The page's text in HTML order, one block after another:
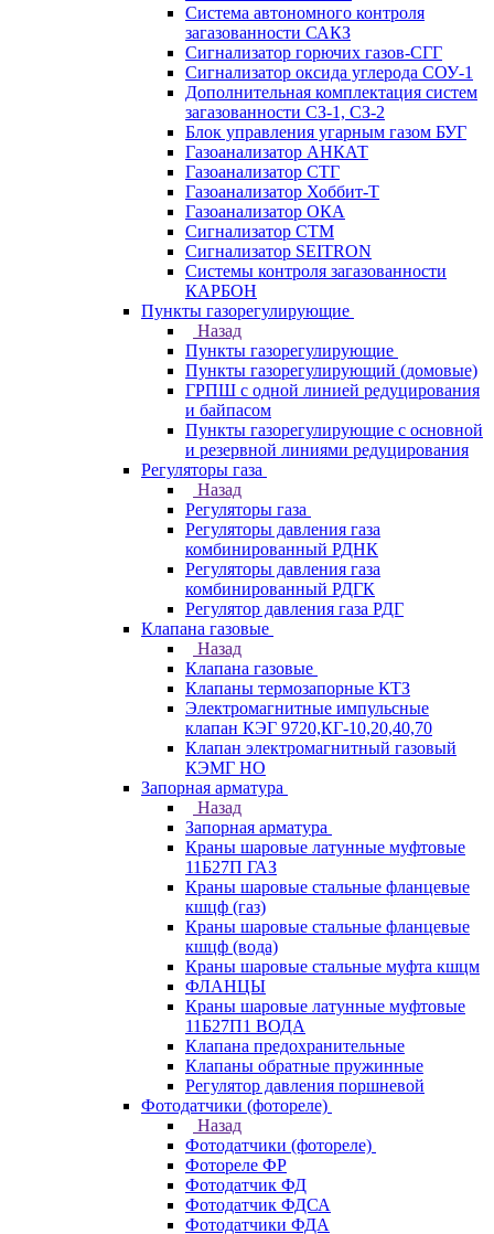
Система автономного контроля
загазованности САКЗ
Сигнализатор горючих газов-СГГ
Сигнализатор оксида углерода СОУ-1
Дополнительная комплектация систем
загазованности СЗ-1, СЗ-2
Блок управления угарным газом БУГ
Газоанализатор АНКАТ
Газоанализатор СТГ
Газоанализатор Хоббит-Т
Газоанализатор ОКА
Сигнализатор СТМ
Сигнализатор SEITRON
Системы контроля загазованности
КАРБОН
Пункты газорегулирующие
Назад
Пункты газорегулирующие
Пункты газорегулирующий (домовые)
ГРПШ с одной линией редуцирования
и байпасом
Пункты газорегулирующие с основной
и резервной линиями редуцирования
Регуляторы газа
Назад
Регуляторы газа
Регуляторы давления газа
комбинированный РДНК
Регуляторы давления газа
комбинированный РДГК
Регулятор давления газа РДГ
Клапана газовые
Назад
Клапана газовые
Клапаны термозапорные КТЗ
Электромагнитные импульсные
клапан КЭГ 9720,КГ-10,20,40,70
Клапан электромагнитный газовый
КЭМГ НО
Запорная арматура
Назад
Запорная арматура
Краны шаровые латунные муфтовые
11Б27П ГАЗ
Краны шаровые стальные фланцевые
кшцф (газ)
Краны шаровые стальные фланцевые
кшцф (вода)
Краны шаровые стальные муфта кшцм
ФЛАНЦЫ
Краны шаровые латунные муфтовые
11Б27П1 ВОДА
Клапана предохранительные
Клапаны обратные пружинные
Регулятор давления поршневой
Фотодатчики (фотореле)
Назад
Фотодатчики (фотореле)
Фотореле ФР
Фотодатчик ФД
Фотодатчик ФДСА
Фотодатчики ФДА